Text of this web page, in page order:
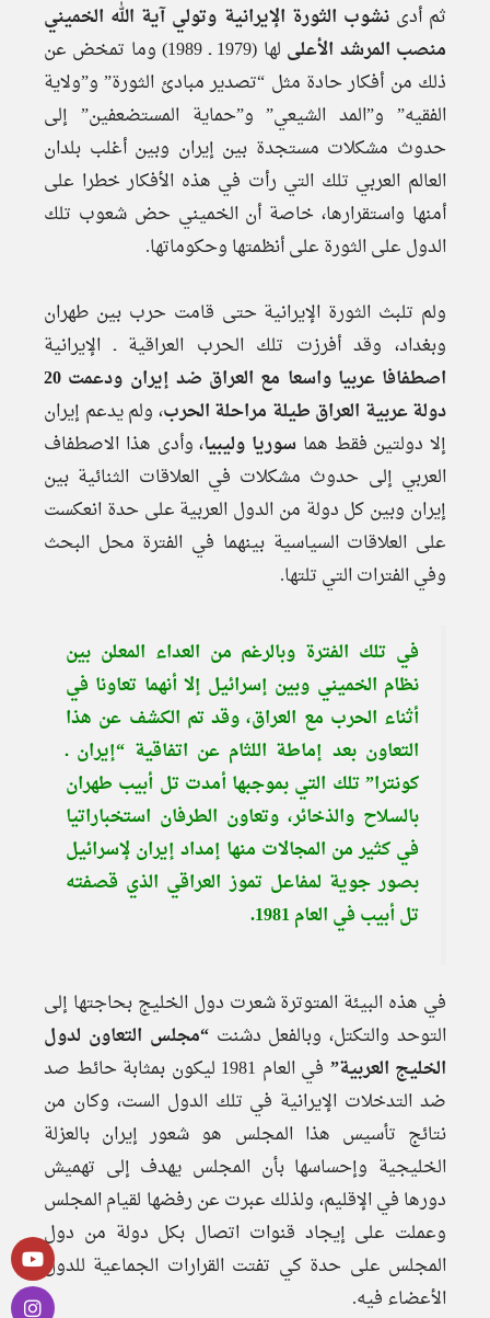
ثم أدىنشوب الثورة الإيرانية وتولي آية الله الخميني
منصب المرشد الأعلى
لها (1979 ـ 1989) وما تمخض عن
ذلك من أفكار حادة مثل “تصدير مبادئ الثورة” و”ولاية
الفقيه” و”المد الشيعي” و”حماية المستضعفين” إلى
حدوث مشكلات مستجدة بين إيران وبين أغلب بلدان
العالم العربي تلك التي رأت في هذه الأفكار خطرا على
أمنها واستقرارها، خاصة أن الخميني حض شعوب تلك
الدول على الثورة على أنظمتها وحكوماتها.
ولم تلبث الثورة الإيرانية حتى قامت حرب بين طهران
وبغداد، وقد أفرزت تلك الحرب العراقية ـ الإيرانية
اصطفافا عربيا واسعا مع العراق ضد إيران ودعمت 20
دولة عربية العراق طيلة مراحلة الحرب، ولم يدعم إيران
إلا دولتين فقط هما سوريا وليبيا، وأدى هذا الاصطفاف
العربي إلى حدوث مشكلات في العلاقات الثنائية بين
إيران وبين كل دولة من الدول العربية على حدة انعكست
على العلاقات السياسية بينهما في الفترة محل البحث
وفي الفترات التي تلتها.
في تلك الفترة وبالرغم من العداء المعلن بين
نظام الخميني وبين إسرائيل إلا أنهما تعاونا في
أثناء الحرب مع العراق، وقد تم الكشف عن هذا
التعاون بعد إماطة اللثام عن اتفاقية “إيران ـ
كونترا” تلك التي بموجبها أمدت تل أبيب طهران
بالسلاح والذخائر، وتعاون الطرفان استخباراتيا
في كثير من المجالات منها إمداد إيران لإسرائيل
بصور جوية لمفاعل تموز العراقي الذي قصفته
تل أبيب في العام 1981.
في هذه البيئة المتوترة شعرت دول الخليج بحاجتها إلى
التوحد والتكتل، وبالفعل دشنت“مجلس التعاون لدول
الخليج العربية”
في العام 1981 ليكون بمثابة حائط صد
ضد التدخلات الإيرانية في تلك الدول الست، وكان من
نتائج تأسيس هذا المجلس هو شعور إيران بالعزلة
الخليجية وإحساسها بأن المجلس يهدف إلى تهميش
دورها في الإقليم، ولذلك عبرت عن رفضها لقيام المجلس
وعملت على إيجاد قنوات اتصال بكل دولة من دول
المجلس على حدة كي تفتت القرارات الجماعية للدول
الأعضاء فيه.